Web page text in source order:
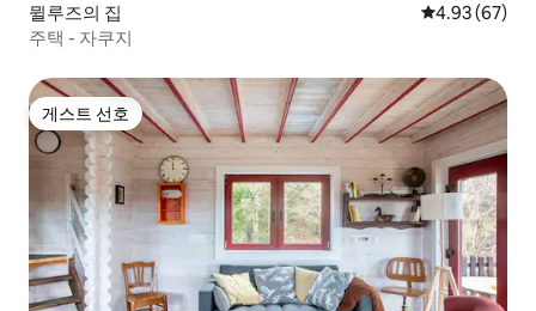
뮐루즈의 집 평점 4.93점(5
4.93 (67)
주택 - 자쿠지
게스트 선호
게스트 선호